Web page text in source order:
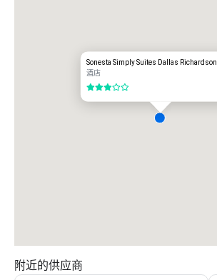
Sonesta Simply Suites Dallas Richardson
酒店
3/5
附近的供应商